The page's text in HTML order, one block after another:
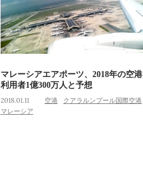
マレーシアエアポーツ、2018年の空港
利用者1億300万人と予想
2018.01.11 空港
クアラルンプール国際空港
マレーシア